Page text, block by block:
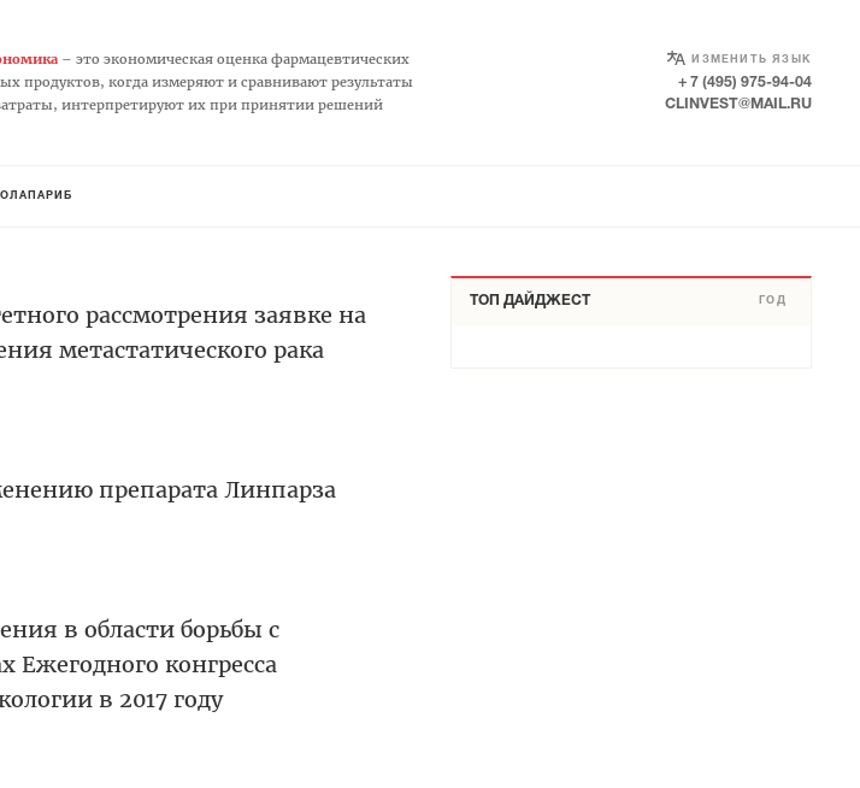
– это экономическая оценка фармацевтических
продуктов, когда измеряют и сравнивают результаты
интерпретируют их при принятии решений
ИЗМЕНИТЬ ЯЗЫК
SELECT LANGUAGE
+ 7 (495) 975-94-04
CLINVEST@MAIL.RU
ОЛАПАРИБ
рассмотрения заявке на
метастатического рака
препарата Линпарза
в области борьбы с
Ежегодного конгресса
в 2017 году
ТОП ДАЙДЖЕСТ ГОД